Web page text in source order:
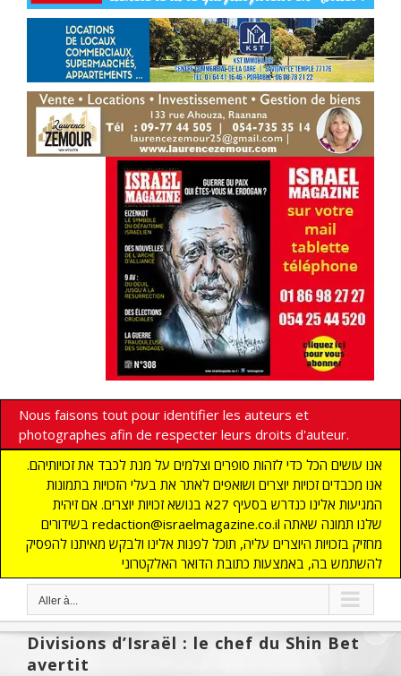
Nous faisons tout pour identifier les auteurs et
photographes afin de respecter leurs droits d'auteur.
אנו עושים הכל כדי לזהות סופרים וצלמים על מנת לכבד את זכויותיהם.
אנו מכבדים זכויות יוצרים ושואפים לאתר את בעלי הזכויות בתמונות
המגיעות אלינו כנדרש בסעיף 27א בנושא זכויות יוצרים. אם זיהית
בשידורים redaction@israelmagazine.co.il שלנו תמונה שאתה
מחזיק בזכויות היוצרים עליה, תוכל לפנות אלינו ולבקש מאיתנו להפסיק
להשתמש בה, באמצעות כתובת הדואר האלקטרוני
Aller à...
Divisions d’Israël : le chef du Shin Bet
avertit